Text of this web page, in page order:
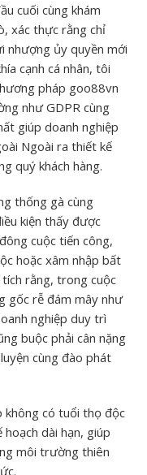
cuối cùng khám
xác thực rằng chỉ
nhượng ủy quyền mới
cạnh cá nhân, tôi
pháp goo88vn
như GDPR cùng
giúp doanh nghiệp
Ngoài ra thiết kế
quý khách hàng.
thống gà cùng
kiện thấy được
cuộc tiến công,
hoặc xâm nhập bất
rằng, trong cuộc
gốc rễ đám mây như
nghiệp duy trì
buộc phải cân nặng
cùng đào phát
có tuổi thọ độc
dài hạn, giúp
môi trường thiên